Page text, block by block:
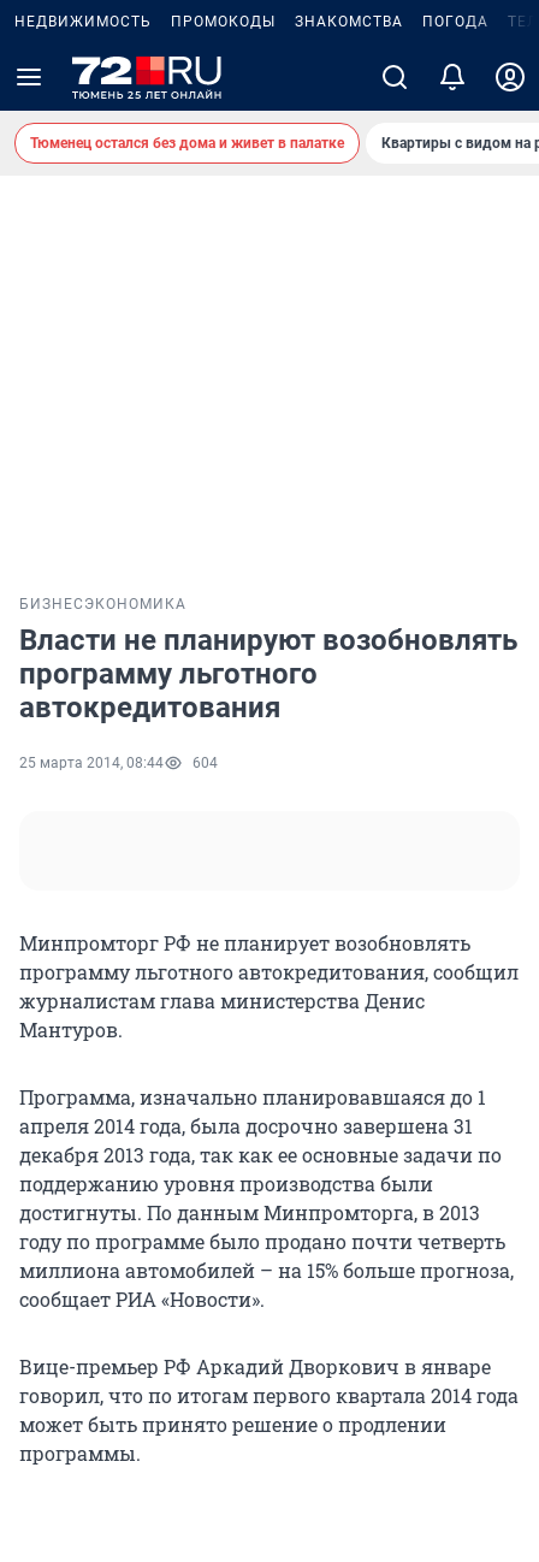
НЕДВИЖИМОСТЬ ПРОМОКОДЫ ЗНАКОМСТВА ПОГОДА
Тюменец остался без дома и живет в палатке Квартиры с видом на
БИЗНЕС ЭКОНОМИКА
Власти не планируют возобновлять
программу льготного
автокредитования
25 марта 2014, 08:44 604
Минпромторг РФ не планирует возобновлять
программу льготного автокредитования, сообщил
журналистам глава министерства Денис
Мантуров.
Программа, изначально планировавшаяся до 1
апреля 2014 года, была досрочно завершена 31
декабря 2013 года, так как ее основные задачи по
поддержанию уровня производства были
достигнуты. По данным Минпромторга, в 2013
году по программе было продано почти четверть
миллиона автомобилей – на 15% больше прогноза,
сообщает РИА «Новости».
Вице-премьер РФ Аркадий Дворкович в январе
говорил, что по итогам первого квартала 2014 года
может быть принято решение о продлении
программы.